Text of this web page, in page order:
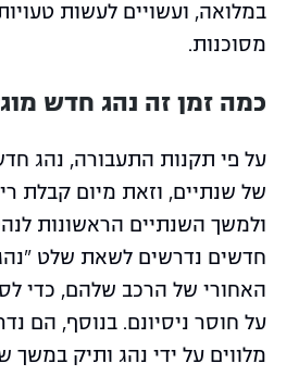
במלואה, ועשויים לעשות
מסוכנות.
כמה זמן זה נהג חדש
על פי תקנות התעבורה, נהג
של שנתיים, וזאת מיום קבלת
ולמשך השנתיים הראשונות
חדשים נדרשים לשאת שלט
האחורי של הרכב שלהם, כדי
על חוסר ניסיונם. בנוסף, הם
מלווים על ידי נהג ותיק